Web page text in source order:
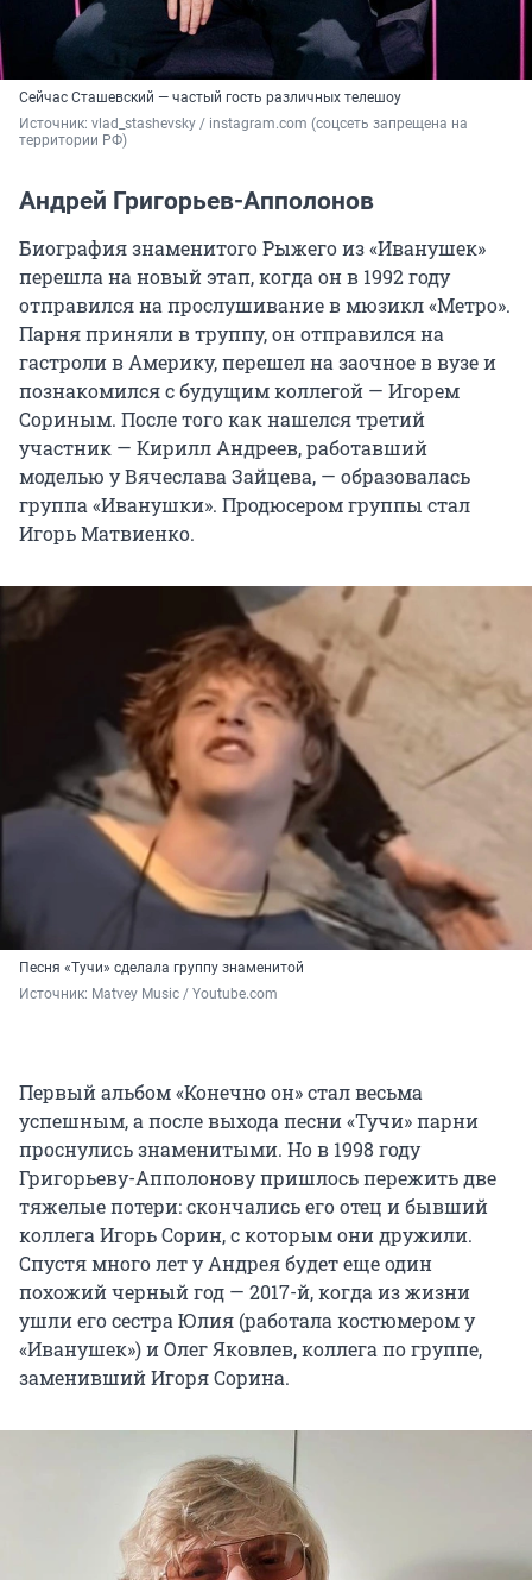
Сейчас Сташевский — частый гость различных телешоу
Источник: vlad_stashevsky / instagram.com (соцсеть запрещена на
территории РФ)
Андрей Григорьев-Апполонов
Биография знаменитого Рыжего из «Иванушек»
перешла на новый этап, когда он в 1992 году
отправился на прослушивание в мюзикл «Метро».
Парня приняли в труппу, он отправился на
гастроли в Америку, перешел на заочное в вузе и
познакомился с будущим коллегой — Игорем
Сориным. После того как нашелся третий
участник — Кирилл Андреев, работавший
моделью у Вячеслава Зайцева, — образовалась
группа «Иванушки». Продюсером группы стал
Игорь Матвиенко.
Песня «Тучи» сделала группу знаменитой
Источник: Matvey Music / Youtube.com
Первый альбом «Конечно он» стал весьма
успешным, а после выхода песни «Тучи» парни
проснулись знаменитыми. Но в 1998 году
Григорьеву-Апполонову пришлось пережить две
тяжелые потери: скончались его отец и бывший
коллега Игорь Сорин, с которым они дружили.
Спустя много лет у Андрея будет еще один
похожий черный год — 2017-й, когда из жизни
ушли его сестра Юлия (работала костюмером у
«Иванушек») и Олег Яковлев, коллега по группе,
заменивший Игоря Сорина.